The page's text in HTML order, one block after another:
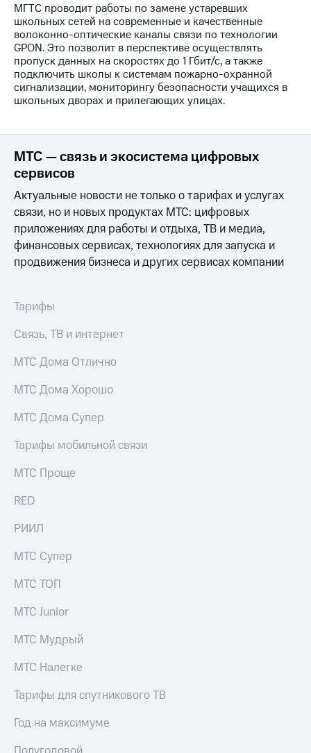
в
регионе
и акционерам
Корпоративное
управление
Корпоративный
Раскрытие
Информация
акционерам
ПАО
"МТС"
Собрания
акционеров
Личный
кабинет
и
Рынок
Описание
Программа
приобретения
Порядок
выкупа
Дивиденды
Уведомление
погашении
облигаций
Регистратор
Реквизиты
Контакты
развитие
деловая этика
МГТС проводит работы по замене устаревших
школьных сетей на современные и качественные
волоконно-оптические каналы связи по технологии
GPON. Это позволит в перспективе осуществлять
пропуск данных на скоростях до 1 Гбит/с, а также
подключить школы к системам пожарно-охранной
сигнализации, мониторингу безопасности учащихся в
школьных дворах и прилегающих улицах.
МТС — связь и экосистема цифровых
сервисов
Актуальные новости не только о тарифах и услугах
связи, но и новых продуктах МТС: цифровых
приложениях для работы и отдыха, ТВ и медиа,
финансовых сервисах, технологиях для запуска и
продвижения бизнеса и других сервисах компании
Тарифы
Связь, ТВ и интернет
МТС Дома Отлично
МТС Дома Хорошо
МТС Дома Супер
Тарифы мобильной связи
МТС Проще
RED
РИИЛ
МТС Супер
МТС ТОП
МТС Junior
МТС Мудрый
МТС Налегке
Тарифы для спутникового ТВ
Год на максимуме